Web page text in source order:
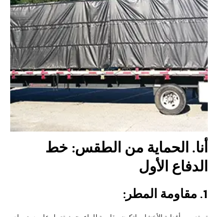
أنا. الحماية من الطقس: خط
الدفاع الأول
1. مقاومة المطر: